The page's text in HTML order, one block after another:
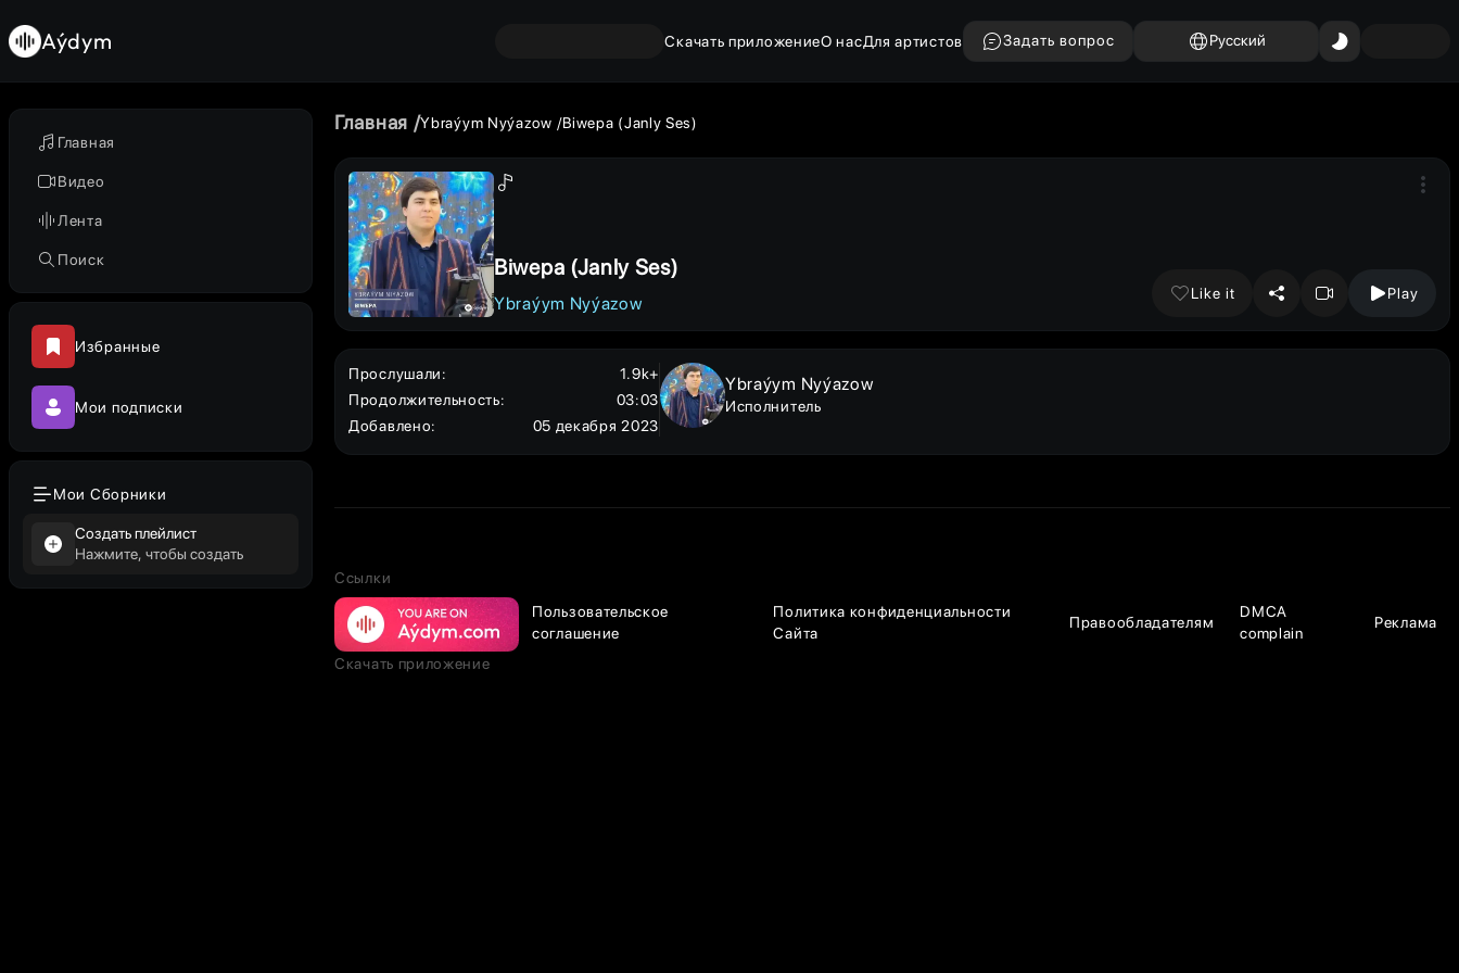
Главная
Видео
Лента
Поиск
Избранные
Мои подписки
Мои Сборники
Создать плейлист
Нажмите, чтобы создать
Aýdym Скачать приложениеО насДля артистов Задать вопрос Русский
Главная Ybraýym Nyýazow Biwepa (Janly Ses)
Biwepa (Janly Ses)
Ybraýym Nyýazow
Like it Play
Прослушали:
1.9k+
Продолжительность:
03:03
Добавлено: 05 декабря 2023
Ybraýym Nyýazow
Исполнитель
Ссылки
Пользовательское
соглашение
Политика конфиденциальности
Сайта
Правообладателям
DMCA
complain
Реклама
Скачать приложение